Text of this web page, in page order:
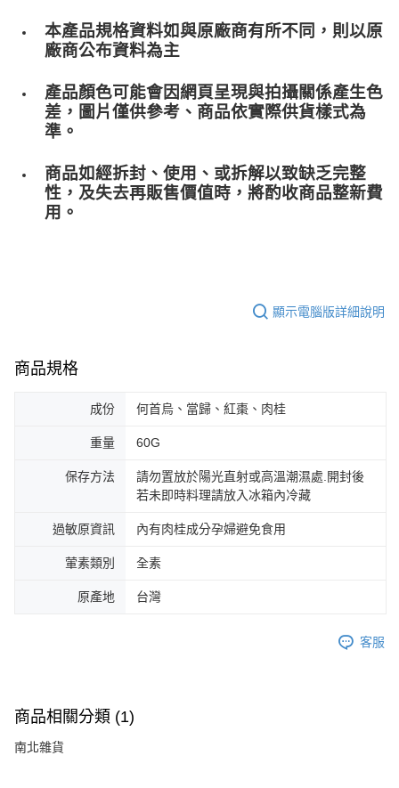
本產品規格資料如與原廠商有所不同，則以原
廠商公布資料為主
產品顏色可能會因網頁呈現與拍攝關係產生色
差，圖片僅供參考、商品依實際供貨樣式為
準。
商品如經拆封、使用、或拆解以致缺乏完整
性，及失去再販售價值時，將酌收商品整﻿新費
用。
顯示電腦版詳細說明
商品規格
成份 何首烏、當歸、紅棗、肉桂
重量 60G
保存方法
請勿置放於陽光直射或高溫潮濕處.開封後
若未即時料理請放入冰箱內冷藏
過敏原資訊 內有肉桂成分孕婦避免食用
葷素類別 全素
原產地 台灣
客服
商品相關分類 (1)
南北雜貨